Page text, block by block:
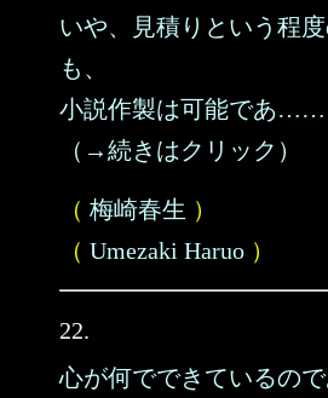
いや、見積りという程
も、
小説作製は可能であ……
（→続きはクリック）
（ 梅崎春生 ）
（ Umezaki Haruo ）
22.
心が何でできているので